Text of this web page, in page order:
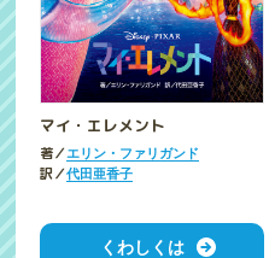
マイ・エレメント
著／エリン・ファリガンド
訳／代田亜香子
くわしくは